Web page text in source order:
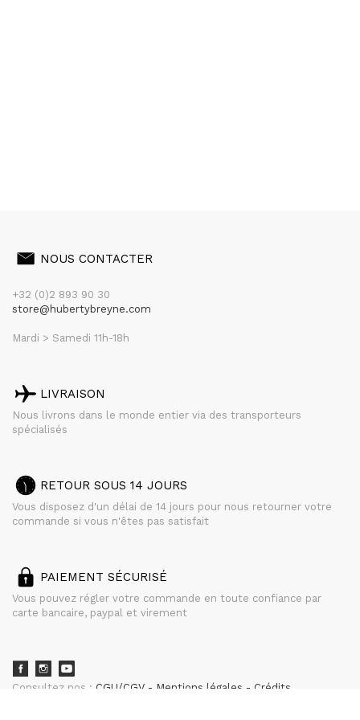
NOUS CONTACTER
+32 (0)2 893 90 30
store@hubertybreyne.com
Mardi > Samedi 11h-18h
LIVRAISON
Nous livrons dans le monde entier via des transporteurs
spécialisés
RETOUR SOUS 14 JOURS
Vous disposez d'un délai de 14 jours pour nous retourner votre
commande si vous n'êtes pas satisfait
PAIEMENT SÉCURISÉ
Vous pouvez régler votre commande en toute confiance par
carte bancaire, paypal et virement
Consultez nos : CGU/CGV Mentions légales
Crédits